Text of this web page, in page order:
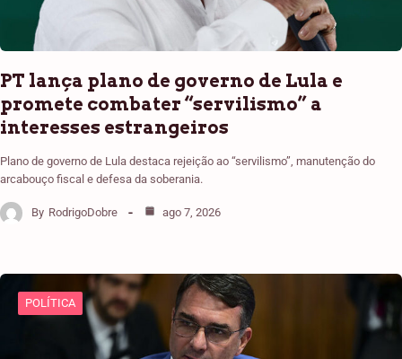
PT lança plano de governo de Lula e
promete combater “servilismo” a
interesses estrangeiros
Plano de governo de Lula destaca rejeição ao “servilismo”, manutenção do
arcabouço fiscal e defesa da soberania.
By RodrigoDobre ago 7, 2026
POLÍTICA